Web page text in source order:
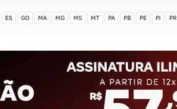
ES GO MA MG MS MT PA PB PE PI PR